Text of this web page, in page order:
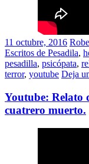
11 octubre, 2016
Escritos de Pesadila,
pesadilla, psicópata,
terror, youtube Deja
Youtube: Relato
cuatrero muerto.